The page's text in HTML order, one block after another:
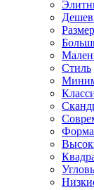
Стиль
Форма